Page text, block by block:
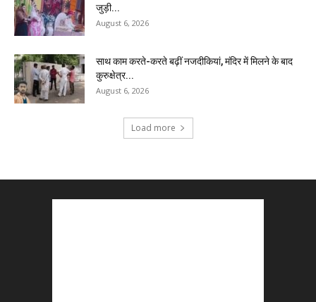
जुड़ी...
August 6, 2026
साथ काम करते-करते बढ़ीं नजदीकियां, मंदिर में मिलने के बाद
कुरुक्षेत्र...
August 6, 2026
Load more